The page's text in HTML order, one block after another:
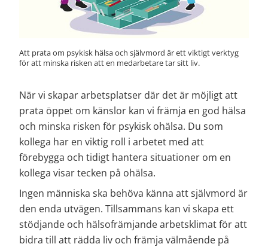
Att prata om psykisk hälsa och självmord är ett viktigt verktyg
för att minska risken att en medarbetare tar sitt liv.
När vi skapar arbetsplatser där det är möjligt att
prata öppet om känslor kan vi främja en god hälsa
och minska risken för psykisk ohälsa. Du som
kollega har en viktig roll i arbetet med att
förebygga och tidigt hantera situationer om en
kollega visar tecken på ohälsa.
Ingen människa ska behöva känna att självmord är
den enda utvägen. Tillsammans kan vi skapa ett
stödjande och hälsofrämjande arbetsklimat för att
bidra till att rädda liv och främja välmående på